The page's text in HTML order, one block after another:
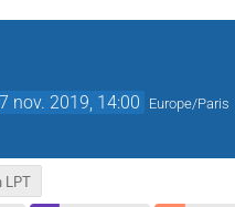
nov. 2019, 14:00 Europe/Paris
LPT